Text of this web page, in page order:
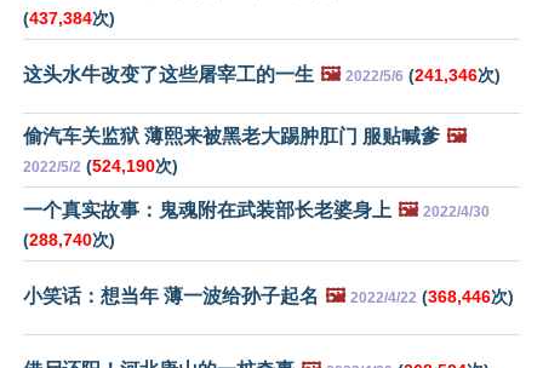
(437,384次)
这头水牛改变了这些屠宰工的一生 🖼️ 2022/5/6 (241,346次)
偷汽车关监狱 薄熙来被黑老大踢肿肛门 服贴喊爹 🖼️
2022/5/2 (524,190次)
一个真实故事：鬼魂附在武装部长老婆身上 🖼️ 2022/4/30
(288,740次)
小笑话：想当年 薄一波给孙子起名 🖼️ 2022/4/22 (368,446次)